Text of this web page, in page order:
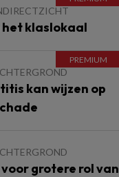
het klaslokaal
kan wijzen op
grotere rol van